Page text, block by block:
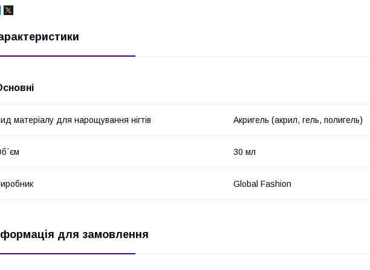
матеріалу для нарощування нігтів Акригель (акрил, гель, полигель)
30 мл
Global Fashion
для замовлення